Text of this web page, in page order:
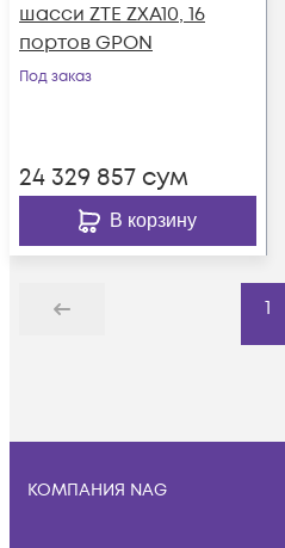
шасси ZTE ZXA10, 16
портов GPON
Под заказ
24 329 857 сум
В корзину
Назад
1
КОМПАНИЯ NAG